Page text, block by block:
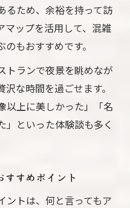
がスムーズになる理
るため、余裕を持って訪
マップを活用して、混雑
もおすすめです。
トランで夜景を眺めなが
な時間を過ごせます。
以上に美しかった」「名
」といった体験談も多く
すめポイント
ントは、何と言ってもア